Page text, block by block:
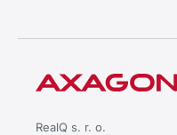
RealQ s. r. o.